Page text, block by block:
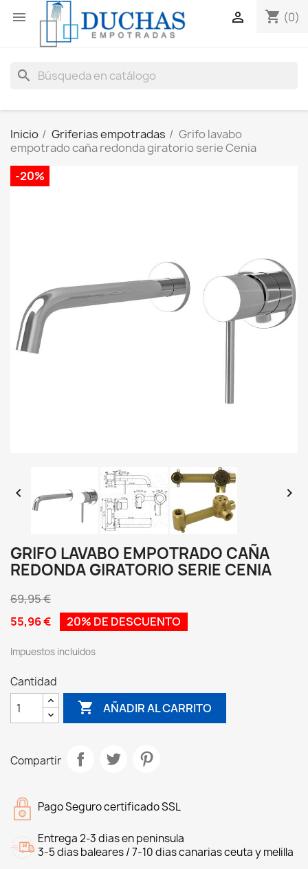
 shopping_cart (0)

search
Inicio Griferias empotradas
Grifo lavabo
empotrado caña redonda giratorio serie Cenia
-20%
 
GRIFO LAVABO EMPOTRADO CAÑA
REDONDA GIRATORIO SERIE CENIA
69,95 €
55,96 €
20% DE DESCUENTO
Impuestos incluidos
Cantidad
 AÑADIR AL CARRITO
Compartir
Pago Seguro certificado SSL
Entrega 2-3 dias en peninsula
3-5 dias baleares / 7-10 dias canarias ceuta y melilla